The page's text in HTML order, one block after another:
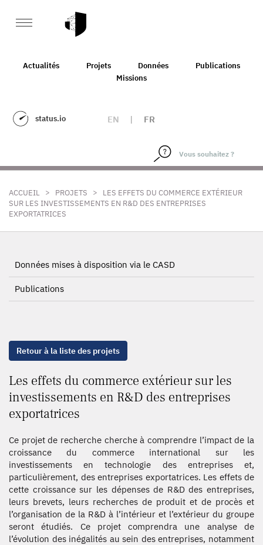
Actualités Projets Données
Publications
Missions
status.io EN | FR
ACCUEIL > PROJETS >
LES EFFETS DU COMMERCE EXTÉRIEUR
SUR LES INVESTISSEMENTS EN R&D DES ENTREPRISES
EXPORTATRICES
Données mises à disposition via le CASD
Publications
Retour à la liste des projets
Les effets du commerce extérieur sur les
investissements en R&D des entreprises
exportatrices
Ce projet de recherche cherche à comprendre l’impact de la
croissance du commerce international sur les
investissements en technologie des entreprises et,
particulièrement, des entreprises exportatrices. Les effets de
cette croissance sur les dépenses de R&D des entreprises,
leurs brevets, leurs recherches de produit et de procès et
l’organisation de la R&D à l’intérieur et l’extérieur du groupe
seront étudiés. Ce projet comprendra une analyse de
l’évolution des inégalités au sein des entreprises, notamment